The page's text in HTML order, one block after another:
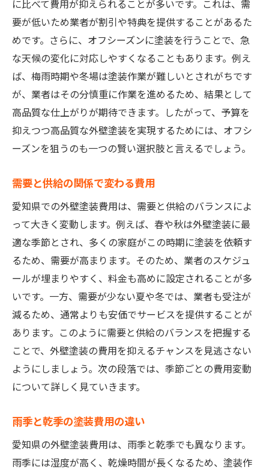
に比べて費用が抑えられることが多いです。これは、需
要が低いため業者が割引や特典を提供することがあるた
めです。さらに、オフシーズンに塗装を行うことで、急
な天候の変化に対応しやすくなることもあります。例え
ば、梅雨時期や冬場は塗装作業が難しいとされがちです
が、業者はその分慎重に作業を進めるため、結果として
高品質な仕上がりが期待できます。したがって、予算を
抑えつつ高品質な外壁塗装を実現するためには、オフシ
ーズンを狙うのも一つの賢い選択肢と言えるでしょう。
需要と供給の関係で変わる費用
愛知県での外壁塗装費用は、需要と供給のバランスによ
って大きく変動します。例えば、春や秋は外壁塗装に最
適な季節とされ、多くの家庭がこの時期に塗装を依頼す
るため、需要が高まります。そのため、業者のスケジュ
ールが埋まりやすく、料金も高めに設定されることが多
いです。一方、需要が少ない夏や冬では、業者も受注が
減るため、通常よりも安価でサービスを提供することが
あります。このように需要と供給のバランスを把握する
ことで、外壁塗装の費用を抑えるチャンスを見逃さない
ようにしましょう。次の段落では、季節ごとの費用変動
について詳しく見ていきます。
雨季と乾季の塗装費用の違い
愛知県の外壁塗装費用は、雨季と乾季でも異なります。
雨季には湿度が高く、乾燥時間が長くなるため、塗装作